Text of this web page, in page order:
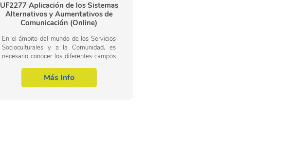
UF2277 Aplicación de los Sistemas
Alternativos y Aumentativos de
Comunicación (Online)
En el ámbito del mundo de los Servicios
Socioculturales y a la Comunidad, es
necesario conocer los diferentes campos
Necesidades Educativas Especiales
(ACNEE) en Centros...
Más Info